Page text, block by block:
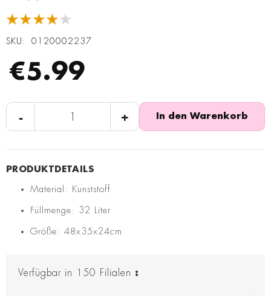
★★★★★
SKU 0120002237
€5.99
- + In den Warenkorb
Material: Kunststoff
Füllmenge: 32 Liter
Größe: 48x35x24cm
Verfügbar in 150 Filialen :
Bildgalerie